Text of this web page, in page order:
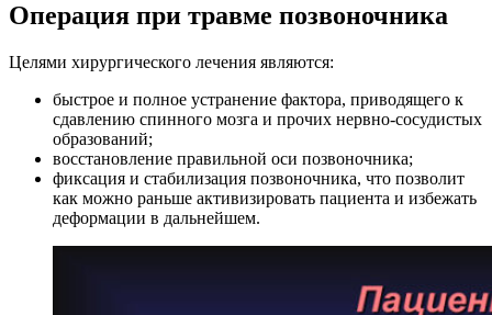
Операция при травме позвоночника
Целями хирургического лечения являются:
быстрое и полное устранение фактора, приводящего к
сдавлению спинного мозга и прочих нервно-сосудистых
образований;
восстановление правильной оси позвоночника;
фиксация и стабилизация позвоночника, что позволит
как можно раньше активизировать пациента и избежать
деформации в дальнейшем.